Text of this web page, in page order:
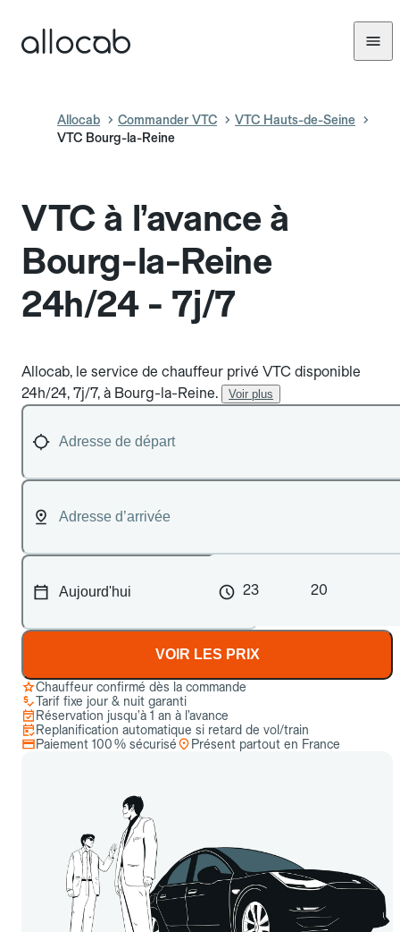
Allocab Commander VTC
VTC Hauts-de-Seine
VTC Bourg-la-Reine
VTC à l’avance à
Bourg-la-Reine
24h/24 - 7j/7
Allocab, le service de chauffeur privé VTC disponible
24h/24, 7j/7, à Bourg-la-Reine.
Voir plus
23 20
VOIR LES PRIX
Chauffeur confirmé dès la commande
Tarif fixe jour & nuit garanti
Réservation jusqu’à 1 an à l’avance
Replanification automatique si retard de vol/train
Paiement 100 % sécurisé
Présent partout en France